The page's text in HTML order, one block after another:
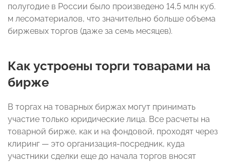
полугодие в России было произведено 14,5 млн куб.
м лесоматериалов, что значительно больше объема
биржевых торгов (даже за семь месяцев).
Как устроены торги товарами на
бирже
В торгах на товарных биржах могут принимать
участие только юридические лица. Все расчеты на
товарной бирже, как и на фондовой, проходят через
клиринг — это организация-посредник, куда
участники сделки еще до начала торгов вносят